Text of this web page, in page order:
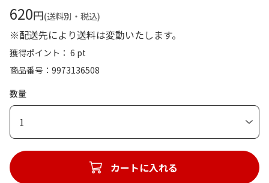
620円(送料別・税込)
※配送先により送料は変動いたします。
獲得ポイント： 6 pt
商品番号
9973136508
数量
1
カートに入れる